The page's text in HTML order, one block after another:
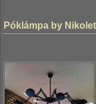
Póklámpa by